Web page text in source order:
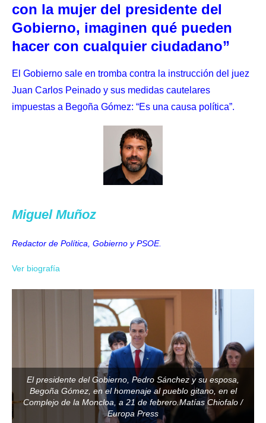
con la mujer del presidente del
Gobierno, imaginen qué pueden
hacer con cualquier ciudadano”
El Gobierno sale en tromba contra la instrucción del juez
Juan Carlos Peinado y sus medidas cautelares
impuestas a Begoña Gómez: “Es una causa política”.
Miguel Muñoz
Redactor de Política, Gobierno y PSOE.
Ver biografía
El presidente del Gobierno, Pedro Sánchez y su esposa,
Begoña Gómez, en el homenaje al pueblo gitano, en el
Complejo de la Moncloa, a 21 de febrero.Matías Chiofalo /
Europa Press